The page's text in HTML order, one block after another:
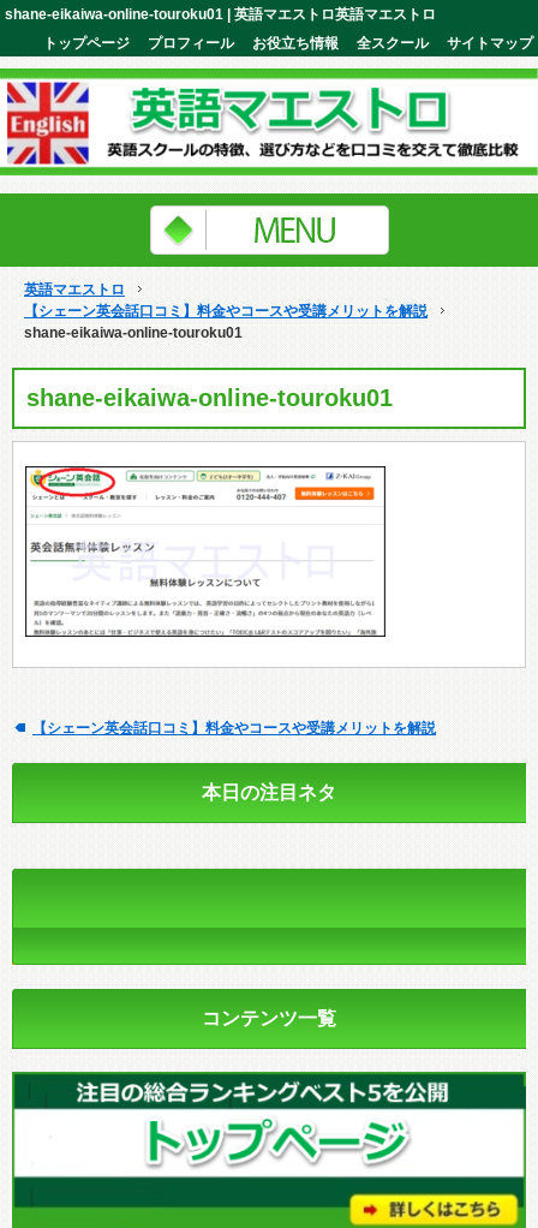
shane-eikaiwa-online-touroku01 | 英語マエストロ英語マエストロ
サイトマップ
全スクール
お役立ち情報
プロフィール
トップページ
英語マエストロ
【シェーン英会話口コミ】料金やコースや受講メリットを解説
shane-eikaiwa-online-touroku01
shane-eikaiwa-online-touroku01
【シェーン英会話口コミ】料金やコースや受講メリットを解説
本日の注目ネタ
コンテンツ一覧